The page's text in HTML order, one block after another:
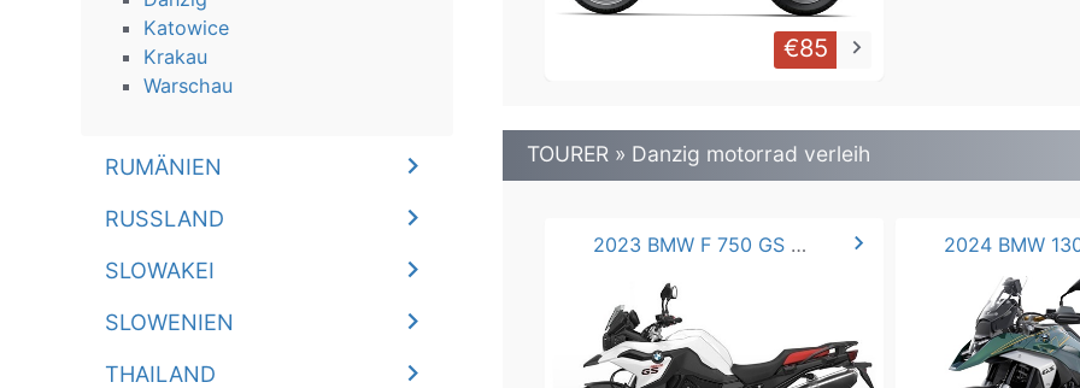
Katowice
Krakau
Warschau
RUMÄNIEN
RUSSLAND
SLOWAKEI
SLOWENIEN
THAILAND
€85 keyboard_arrow_right
TOURER » Danzig motorrad verleih
2023 BMW F 750 GS * . chevron_right 2024 BMW